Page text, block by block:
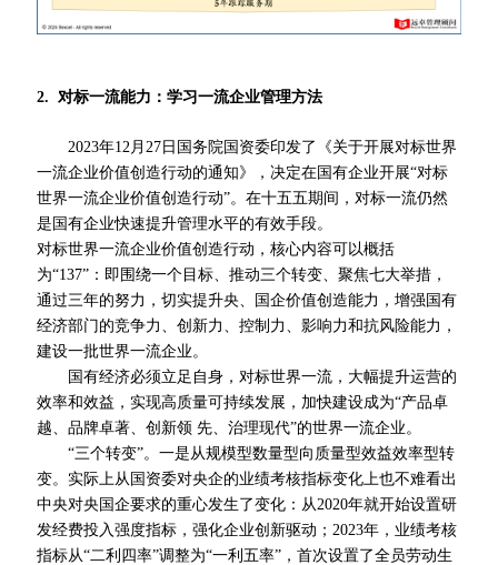
2. 对标一流能力：学习一流企业管理方法
2023年12月27日国务院国资委印发了《关于开展对标世界
一流企业价值创造行动的通知》，决定在国有企业开展“对标
世界一流企业价值创造行动”。在十五五期间，对标一流仍然
是国有企业快速提升管理水平的有效手段。
对标世界一流企业价值创造行动，核心内容可以概括
为“137”：即围绕一个目标、推动三个转变、聚焦七大举措，
通过三年的努力，切实提升央、国企价值创造能力，增强国有
经济部门的竞争力、创新力、控制力、影响力和抗风险能力，
建设一批世界一流企业。
国有经济必须立足自身，对标世界一流，大幅提升运营的
效率和效益，实现高质量可持续发展，加快建设成为“产品卓
越、品牌卓著、创新领 先、治理现代”的世界一流企业。
“三个转变”。一是从规模型数量型向质量型效益效率型转
变。实际上从国资委对央企的业绩考核指标变化上也不难看出
中央对央国企要求的重心发生了变化：从2020年就开始设置研
发经费投入强度指标，强化企业创新驱动；2023年，业绩考核
指标从“二利四率”调整为“一利五率”，首次设置了全员劳动生